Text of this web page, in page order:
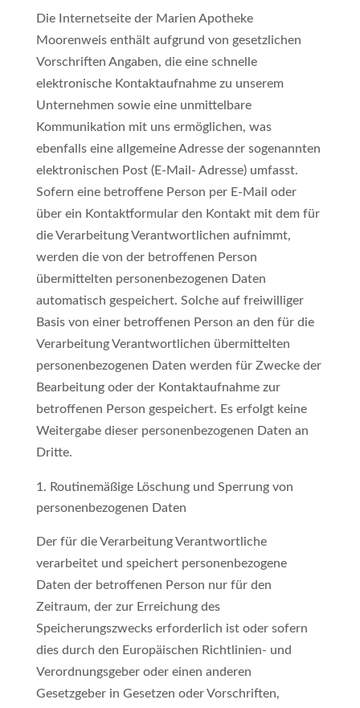
Die Internetseite der Marien Apotheke
Moorenweis enthält aufgrund von gesetzlichen
Vorschriften Angaben, die eine schnelle
elektronische Kontaktaufnahme zu unserem
Unternehmen sowie eine unmittelbare
Kommunikation mit uns ermöglichen, was
ebenfalls eine allgemeine Adresse der sogenannten
elektronischen Post (E-Mail- Adresse) umfasst.
Sofern eine betroffene Person per E-Mail oder
über ein Kontaktformular den Kontakt mit dem für
die Verarbeitung Verantwortlichen aufnimmt,
werden die von der betroffenen Person
übermittelten personenbezogenen Daten
automatisch gespeichert. Solche auf freiwilliger
Basis von einer betroffenen Person an den für die
Verarbeitung Verantwortlichen übermittelten
personenbezogenen Daten werden für Zwecke der
Bearbeitung oder der Kontaktaufnahme zur
betroffenen Person gespeichert. Es erfolgt keine
Weitergabe dieser personenbezogenen Daten an
Dritte.
Routinemäßige Löschung und Sperrung von
personenbezogenen Daten
Der für die Verarbeitung Verantwortliche
verarbeitet und speichert personenbezogene
Daten der betroffenen Person nur für den
Zeitraum, der zur Erreichung des
Speicherungszwecks erforderlich ist oder sofern
dies durch den Europäischen Richtlinien- und
Verordnungsgeber oder einen anderen
Gesetzgeber in Gesetzen oder Vorschriften,